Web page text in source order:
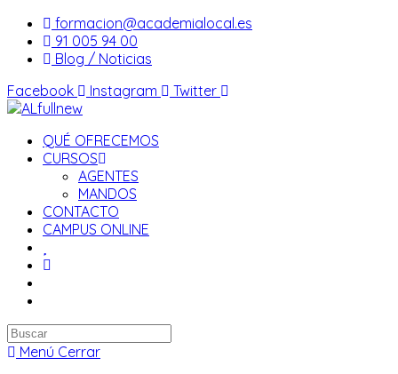
Saltar
contenido
formacion@academialocal.es
91 005 94 00
Blog / Noticias
Facebook
Instagram Twitter
QUÉ OFRECEMOS
CURSOS
AGENTES
MANDOS
CONTACTO
CAMPUS ONLINE
Buscar
enMenú Cerrar